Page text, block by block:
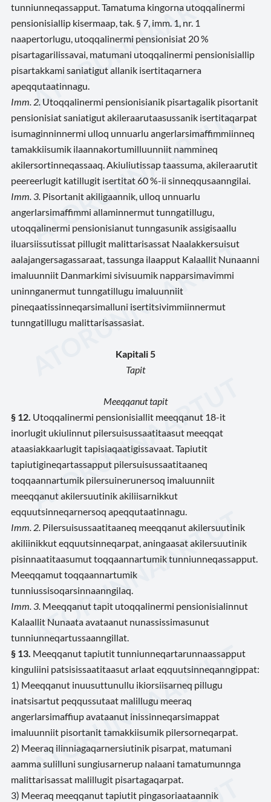
tunniunneqassapput. Tamatuma kingorna utoqqalinermi
pensionisiallip kisermaap, tak. § 7, imm. 1, nr. 1
naapertorlugu, utoqqalinermi pensionisiat 20 %
pisartagarilissavai, matumani utoqqalinermi pensionisiallip
pisartakkami saniatigut allanik isertitaqarnera
apeqqutaatinnagu.
Imm. 2. Utoqqalinermi pensionisianik pisartagalik pisortanit
pensionisiat saniatigut akileraarutaasussanik isertitaqarpat
isumaginninnermi ulloq unnuarlu angerlarsimaffimmiinneq
tamakkiisumik ilaannakortumilluunniit nammineq
akilersortinneqassaaq. Akiuliutissap taassuma, akileraarutit
peereerlugit katillugit isertitat 60 %-ii sinneqqusaanngilai.
Imm. 3. Pisortanit akiligaannik, ulloq unnuarlu
angerlarsimaffimmi allaminnermut tunngatillugu,
utoqqalinermi pensionisianut tunngasunik assigisaallu
iluarsiissutissat pillugit malittarisassat Naalakkersuisut
aalajangersagassaraat, tassunga ilaapput Kalaallit Nunaanni
imaluunniit Danmarkimi sivisuumik napparsimavimmi
uninnganermut tunngatillugu imaluunniit
pineqaatissinneqarsimalluni isertitsivimmiinnermut
tunngatillugu malittarisassasiat.
Kapitali 5
Tapit
Meeqqanut tapit
§ 12. Utoqqalinermi pensionisiallit meeqqanut 18-it
inorlugit ukiulinnut pilersuisussaatitaasut meeqqat
ataasiakkaarlugit tapisiaqaatigissavaat. Tapiutit
tapiutigineqartassapput pilersuisussaatitaaneq
toqqaannartumik pilersuinerunersoq imaluunniit
meeqqanut akilersuutinik akiliisarnikkut
eqquutsinneqarnersoq apeqqutaatinnagu.
Imm. 2. Pilersuisussaatitaaneq meeqqanut akilersuutinik
akiliinikkut eqquutsinneqarpat, aningaasat akilersuutinik
pisinnaatitaasumut toqqaannartumik tunniunneqassapput.
Meeqqamut toqqaannartumik
tunniussisoqarsinnaanngilaq.
Imm. 3. Meeqqanut tapit utoqqalinermi pensionisialinnut
Kalaallit Nunaata avataanut nunassissimasunut
tunniunneqartussaanngillat.
§ 13. Meeqqanut tapiutit tunniunneqartarunnaassapput
kinguliini patsisissaatitaasut arlaat eqquutsinneqanngippat:
1) Meeqqanut inuusuttunullu ikiorsiisarneq pillugu
inatsisartut peqqussutaat malillugu meeraq
angerlarsimaffiup avataanut inissinneqarsimappat
imaluunniit pisortanit tamakkiisumik pilersorneqarpat.
2) Meeraq ilinniagaqarnersiutinik pisarpat, matumani
aamma sulilluni sungiusarnerup nalaani tamatumunnga
malittarisassat malillugit pisartagaqarpat.
3) Meeraq meeqqanut tapiutit pingasoriaataannik